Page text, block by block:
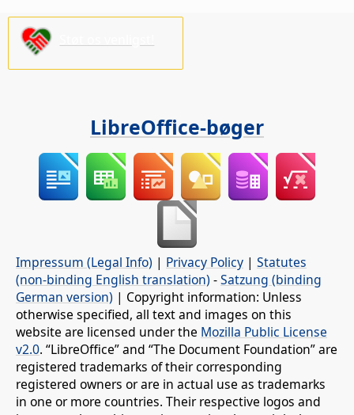
LibreOffice-bøger
Impressum (Legal Info) | Privacy Policy | Statutes
(non-binding English translation) -Satzung (binding
German version) | Copyright information: Unless
otherwise specified, all text and images on this
website are licensed under the Mozilla Public License
v2.0. “LibreOffice” and “The Document Foundation” are
registered trademarks of their corresponding
registered owners or are in actual use as trademarks
in one or more countries. Their respective logos and